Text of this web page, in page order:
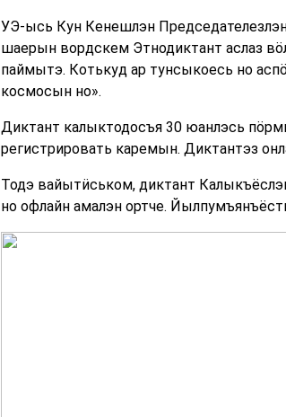
УЭ-ысь Кун Кенешлэн
шаерын вордскем Этнодиктант аслаз
паймытэ. Котькуд ар тунсыкоесь но
космосын но».
Диктант калыктодосъя 30 юанлэсь
регистрировать каремын. Диктантэз
Тодэ вайытӥськом, диктант
но офлайн амалэн ортче.